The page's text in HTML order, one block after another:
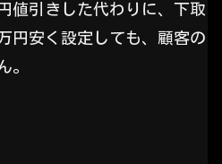
値引きした代わりに、下取
円安く設定しても、顧客の
。